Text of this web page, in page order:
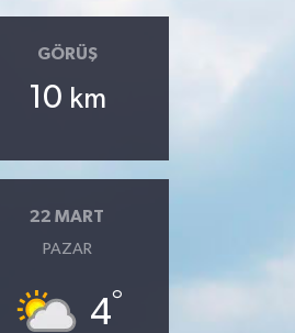
GÖRÜŞ
10 km
22 MART
PAZAR
4°